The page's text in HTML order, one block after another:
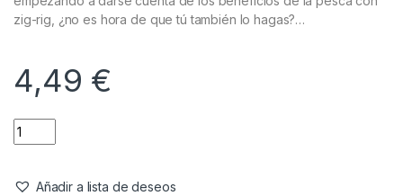
Stock:3 disponibles
Los zigs son cada vez más populares y no es difícil ver por qué.
tiempo fuera del fondo, tiene sentido presentar el cebo donde